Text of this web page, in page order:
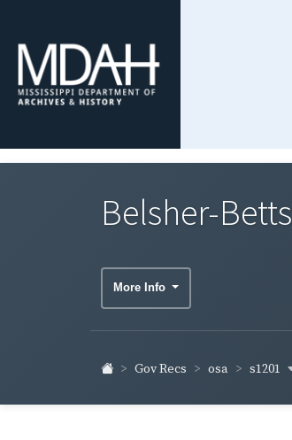
Belsher-Betts
More Info
Gov Recs osa s1201